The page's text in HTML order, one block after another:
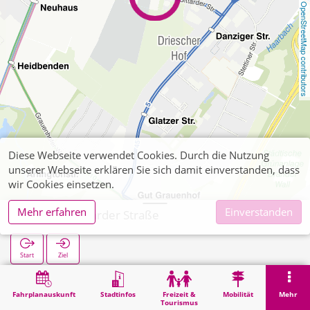
OpenStreetMap contributors
Fahrplanauskunft Stadtinfos
Freizeit &
Tourismus
Mobilität Mehr
Aachen Sittarder Straße
Start Ziel
Suche Aachen Sittarder Straße
Diese Webseite verwendet Cookies. Durch die Nutzung
unserer Webseite erklären Sie sich damit einverstanden, dass
wir Cookies einsetzen.
Mehr erfahren
Einverstanden